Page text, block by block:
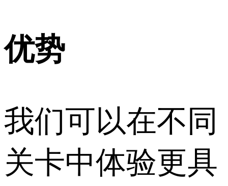
优势
我们可以在不同
关卡中体验更具